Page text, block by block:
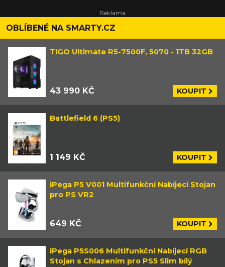
OBLÍBENÉ NA SMARTY.CZ
TIGO Ultimate R5-7500F, 5070 - 1TB 32GB
43 990 KČ KOUPIT
Battlefield 6 (PS5)
1 149 KČ KOUPIT
iPega P5 V001 Multifunkční Nabíjecí Stojan
pro PS VR2
649 KČ KOUPIT
iPega P5S006 Multifunkční Nabíjecí RGB
Stojan s Chlazením pro PS5 Slim bílý